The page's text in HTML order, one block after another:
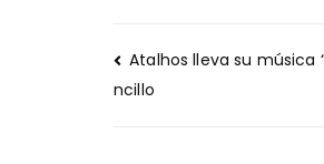
Navegación
de
Atalhos lleva su música
ncillo